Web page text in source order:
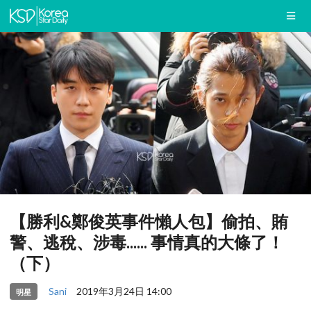
【勝利&鄭俊英事件懶人包】偷拍、賄
警、逃稅、涉毒...... 事情真的大條了！
（下）
明星 Sani 2019年3月24日 14:00